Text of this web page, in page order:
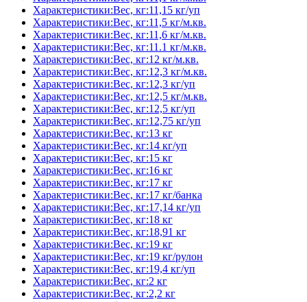
Характеристики:Вес, кг:11,15 кг/уп
Характеристики:Вес, кг:11,5 кг/м.кв.
Характеристики:Вес, кг:11,6 кг/м.кв.
Характеристики:Вес, кг:11.1 кг/м.кв.
Характеристики:Вес, кг:12 кг/м.кв.
Характеристики:Вес, кг:12,3 кг/м.кв.
Характеристики:Вес, кг:12,3 кг/уп
Характеристики:Вес, кг:12,5 кг/м.кв.
Характеристики:Вес, кг:12,5 кг/уп
Характеристики:Вес, кг:12,75 кг/уп
Характеристики:Вес, кг:13 кг
Характеристики:Вес, кг:14 кг/уп
Характеристики:Вес, кг:15 кг
Характеристики:Вес, кг:16 кг
Характеристики:Вес, кг:17 кг
Характеристики:Вес, кг:17 кг/банка
Характеристики:Вес, кг:17,14 кг/уп
Характеристики:Вес, кг:18 кг
Характеристики:Вес, кг:18,91 кг
Характеристики:Вес, кг:19 кг
Характеристики:Вес, кг:19 кг/рулон
Характеристики:Вес, кг:19,4 кг/уп
Характеристики:Вес, кг:2 кг
Характеристики:Вес, кг:2,2 кг